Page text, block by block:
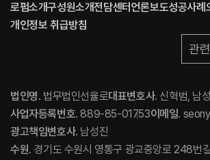
로펌소개구성원소개전담센터언론보도성공사례
개인정보 취급방침
관
법인명. 법무법인선율로대표변호사. 신혁범, 남
사업자등록번호. 889-85-01753이메일.
광고책임변호사. 남성진
수원. 경기도 수원시 영통구 광교중앙로 248